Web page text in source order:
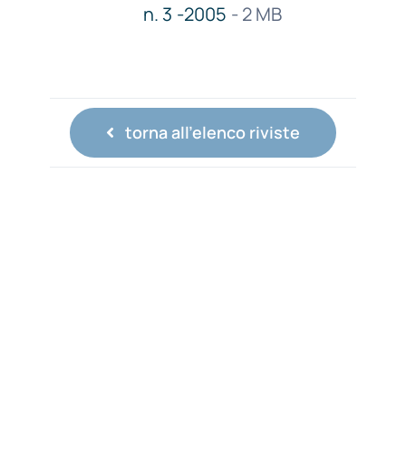
n. 3 -2005 - 2 MB
torna all'elenco riviste